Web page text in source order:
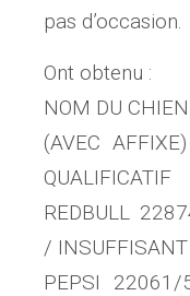
pas d’occasion.
Ont obtenu :
NOM DU CHIEN
(AVEC
QUALIFICATIF
REDBULL
/ INSUFFISANT
PEPSI